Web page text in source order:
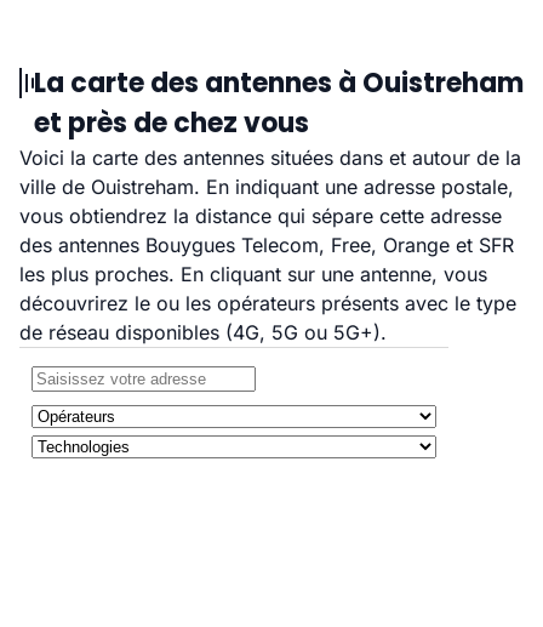
La carte des antennes à Ouistreham
et près de chez vous
Voici la carte des antennes situées dans et autour de la
ville de Ouistreham. En indiquant une adresse postale,
vous obtiendrez la distance qui sépare cette adresse
des antennes Bouygues Telecom, Free, Orange et SFR
les plus proches. En cliquant sur une antenne, vous
découvrirez le ou les opérateurs présents avec le type
de réseau disponibles (4G, 5G ou 5G+).